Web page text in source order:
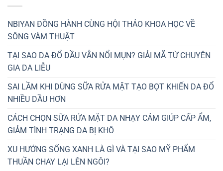
NBIYAN ĐỒNG HÀNH CÙNG HỘI THẢO KHOA HỌC VỀ
SÔNG VÀM THUẬT
TẠI SAO DA ĐỔ DẦU VẪN NỔI MỤN? GIẢI MÃ TỪ CHUYÊN
GIA DA LIỄU
SAI LẦM KHI DÙNG SỮA RỬA MẶT TẠO BỌT KHIẾN DA ĐỔ
NHIỀU DẦU HƠN
CÁCH CHỌN SỮA RỬA MẶT DA NHẠY CẢM GIÚP CẤP ẨM,
GIẢM TÌNH TRẠNG DA BỊ KHÔ
XU HƯỚNG SỐNG XANH LÀ GÌ VÀ TẠI SAO MỸ PHẨM
THUẦN CHAY LẠI LÊN NGÔI?